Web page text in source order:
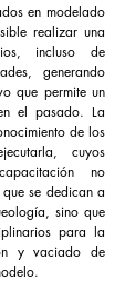
en modelado
realizar una
incluso de
generando
que permite un
el pasado. La
de los
cuyos
no
se dedican a
sino que
para la
y vaciado de